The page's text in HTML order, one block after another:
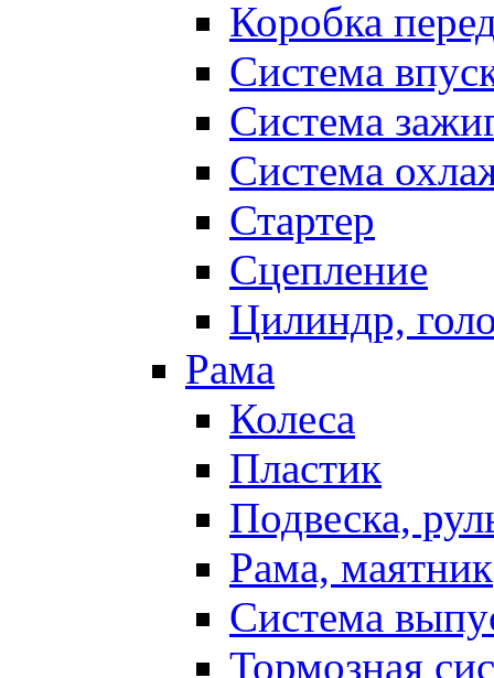
Коробка
Система
Система
Система
Стартер
Сцепление
Цилиндр,
Рама
Колеса
Пластик
Подвеска,
Рама, маятник
Система
Тормозная